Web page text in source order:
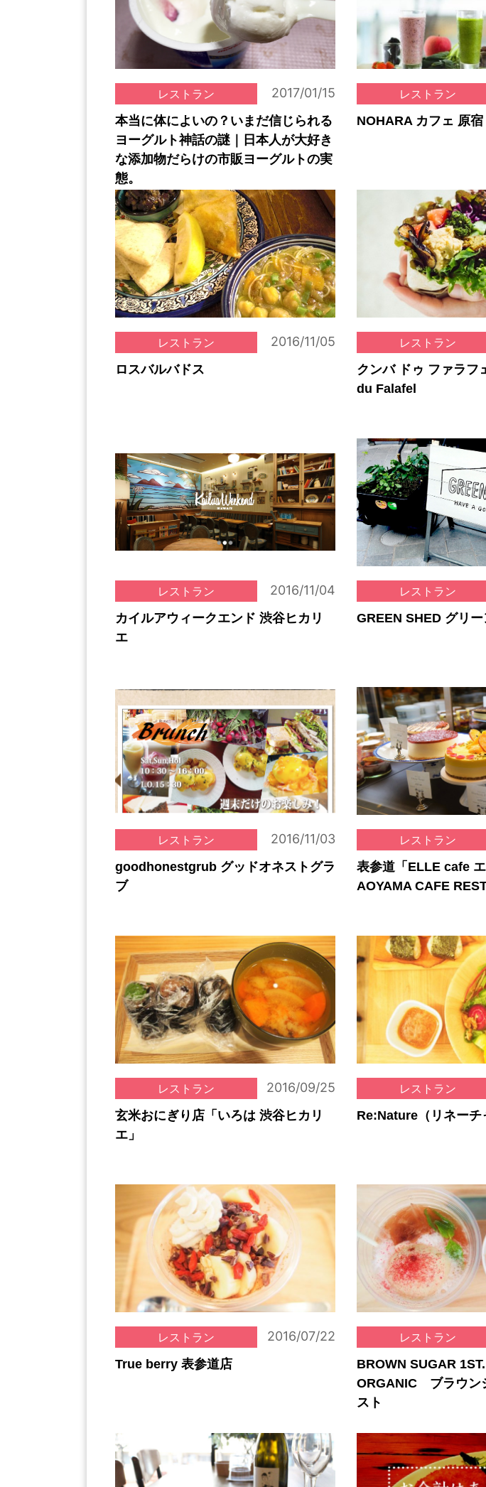
レストラン 2017/01/15
本当に体によいの？いまだ信じられる
ヨーグルト神話の謎｜日本人が大好き
な添加物だらけの市販ヨーグルトの実
態。
レストラン
NOHARA カフェ 原宿
レストラン 2016/11/05
ロスバルバドス
レストラン
クンバ ドゥ ファラフ
du Falafel
レストラン 2016/11/04
カイルアウィークエンド 渋谷ヒカリ
エ
レストラン
GREEN SHED グリ
レストラン 2016/11/03
goodhonestgrub グッドオネストグラ
ブ
レストラン
表参道「ELLE cafe
AOYAMA CAFE
レストラン 2016/09/25
玄米おにぎり店「いろは 渋谷ヒカリ
エ」
レストラン
Re:Nature（リネーチ
レストラン 2016/07/22
True berry 表参道店
レストラン
BROWN SUGAR
ORGANIC ブラウン
スト